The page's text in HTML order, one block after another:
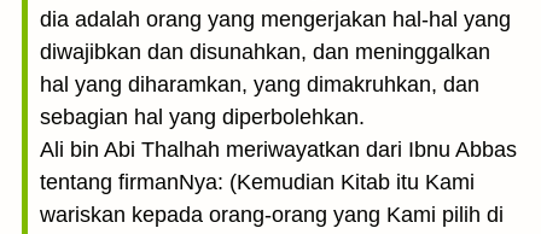
dia adalah orang yang mengerjakan hal-hal yang
diwajibkan dan disunahkan, dan meninggalkan
hal yang diharamkan, yang dimakruhkan, dan
sebagian hal yang diperbolehkan.
Ali bin Abi Thalhah meriwayatkan dari Ibnu Abbas
tentang firmanNya: (Kemudian Kitab itu Kami
wariskan kepada orang-orang yang Kami pilih di